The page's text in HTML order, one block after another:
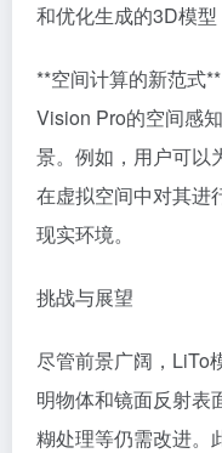
和优化生成的3D模型
**空间计算的新范式
Vision Pro的空间感
景。例如，用户可以
在虚拟空间中对其进
现实环境。
挑战与展望
尽管前景广阔，LiTo
明物体和镜面反射表
糊处理等仍需改进。